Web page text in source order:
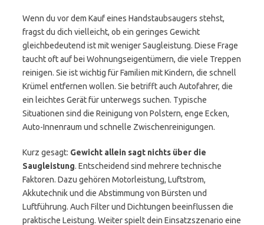
Wenn du vor dem Kauf eines Handstaubsaugers stehst,
fragst du dich vielleicht, ob ein geringes Gewicht
gleichbedeutend ist mit weniger Saugleistung. Diese Frage
taucht oft auf bei Wohnungseigentümern, die viele Treppen
reinigen. Sie ist wichtig für Familien mit Kindern, die schnell
Krümel entfernen wollen. Sie betrifft auch Autofahrer, die
ein leichtes Gerät für unterwegs suchen. Typische
Situationen sind die Reinigung von Polstern, enge Ecken,
Auto-Innenraum und schnelle Zwischenreinigungen.
Kurz gesagt: Gewicht allein sagt nichts über die
Saugleistung. Entscheidend sind mehrere technische
Faktoren. Dazu gehören Motorleistung, Luftstrom,
Akkutechnik und die Abstimmung von Bürsten und
Luftführung. Auch Filter und Dichtungen beeinflussen die
praktische Leistung. Weiter spielt dein Einsatzszenario eine